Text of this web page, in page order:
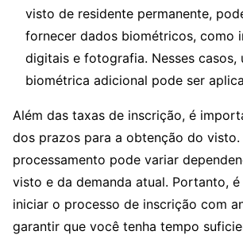
visto de residente permanente,
fornecer dados biométricos, como
digitais e fotografia. Nesses casos,
biométrica adicional pode ser
Além das taxas de inscrição, é
dos prazos para a obtenção do
processamento pode variar
visto e da demanda atual. Portanto, é
iniciar o processo de inscrição com
garantir que você tenha tempo